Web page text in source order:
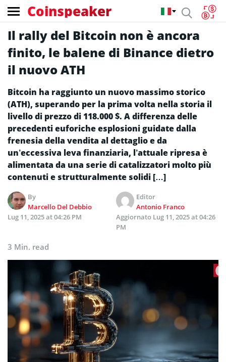
Coinspeaker
Il rally del Bitcoin non è ancora
finito, le balene di Binance dietro
il nuovo ATH
Bitcoin ha raggiunto un nuovo massimo storico
(ATH), superando per la prima volta nella storia il
livello di prezzo di 118.000 $. A differenza delle
precedenti euforiche esplosioni guidate dalla
frenesia della vendita al dettaglio e da
un’eccessiva leva finanziaria, l’attuale ripresa è
alimentata da una serie di catalizzatori molto più
contenuti e strutturalmente solidi […]
By
Marcello Del Debbio
Editor
Antonio Franco
Lug 11, 2025 at 04:26 PM
Aggiornato Lug 11, 2025 at 04:26
PM
3 Min. read